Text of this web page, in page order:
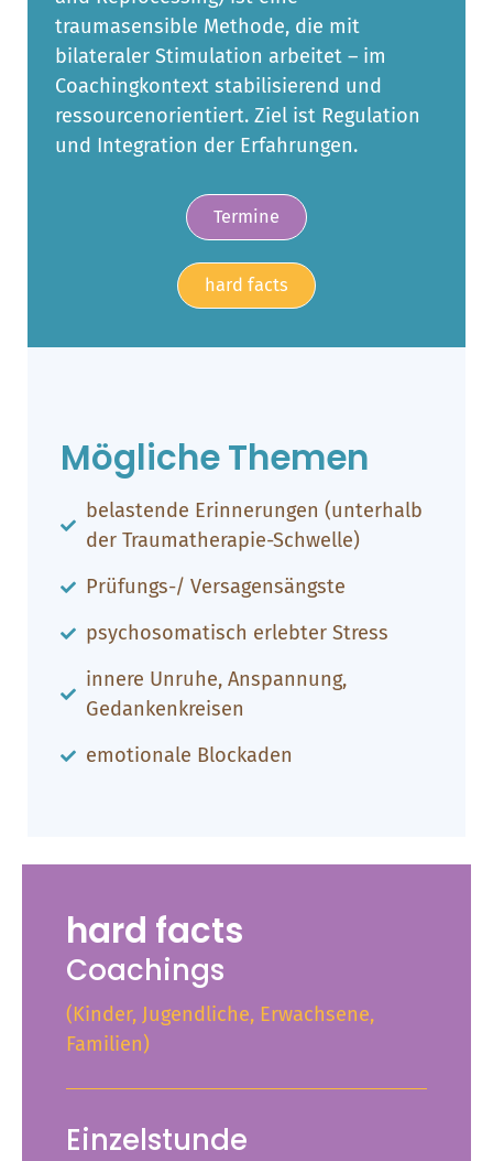
traumasensible Methode, die mit
bilateraler Stimulation arbeitet – im
Coachingkontext stabilisierend und
ressourcenorientiert. Ziel ist Regulation
und Integration der Erfahrungen.
Termine
hard facts
Mögliche Themen
belastende Erinnerungen (unterhalb
der Traumatherapie-Schwelle)
Prüfungs-/ Versagensängste
psychosomatisch erlebter Stress
innere Unruhe, Anspannung,
Gedankenkreisen
emotionale Blockaden
hard facts
Coachings
(Kinder, Jugendliche, Erwachsene,
Familien)
Einzelstunde